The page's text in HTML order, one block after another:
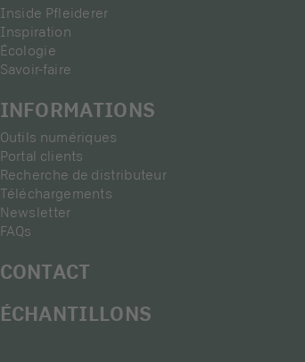
Inside Pfleiderer
Inspiration
Écologie
Savoir-faire
INFORMATIONS
Outils numériques
Portal clients
Recherche de distributeur
Téléchargements
Newsletter
FAQs
CONTACT
ÉCHANTILLONS